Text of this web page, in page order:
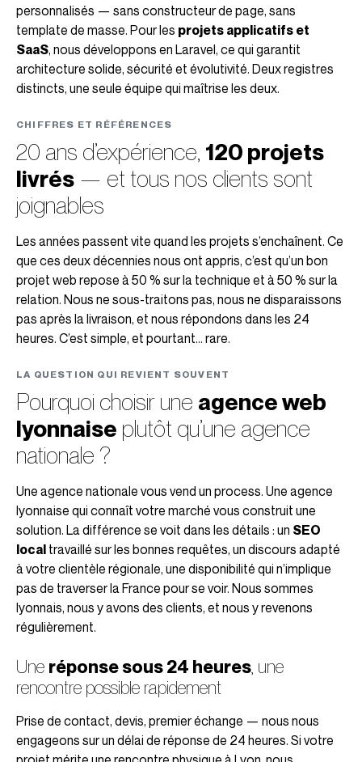
personnalisés — sans constructeur de page, sans
template de masse. Pour les projets applicatifs et
SaaS, nous développons en Laravel, ce qui garantit
architecture solide, sécurité et évolutivité. Deux registres
distincts, une seule équipe qui maîtrise les deux.
CHIFFRES ET RÉFÉRENCES
20 ans d’expérience, 120 projets
livrés — et tous nos clients sont
joignables
Les années passent vite quand les projets s’enchaînent. Ce
que ces deux décennies nous ont appris, c’est qu’un bon
projet web repose à 50 % sur la technique et à 50 % sur la
relation. Nous ne sous-traitons pas, nous ne disparaissons
pas après la livraison, et nous répondons dans les 24
heures. C’est simple, et pourtant… rare.
LA QUESTION QUI REVIENT SOUVENT
Pourquoi choisir une agence web
lyonnaise plutôt qu’une agence
nationale ?
Une agence nationale vous vend un process. Une agence
lyonnaise qui connaît votre marché vous construit une
solution. La différence se voit dans les détails : un SEO
local travaillé sur les bonnes requêtes, un discours adapté
à votre clientèle régionale, une disponibilité qui n’implique
pas de traverser la France pour se voir. Nous sommes
lyonnais, nous y avons des clients, et nous y revenons
régulièrement.
Une réponse sous 24 heures , une
rencontre possible rapidement
Prise de contact, devis, premier échange — nous nous
engageons sur un délai de réponse de 24 heures. Si votre